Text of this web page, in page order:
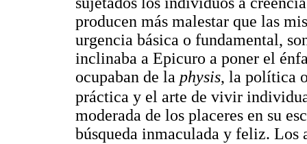
producen más malestar que las
urgencia básica o fundamental,
inclinaba a Epicuro a poner el
ocupaban de la physis, la política
práctica y el arte de vivir
moderada de los placeres en su
búsqueda inmaculada y feliz. Los